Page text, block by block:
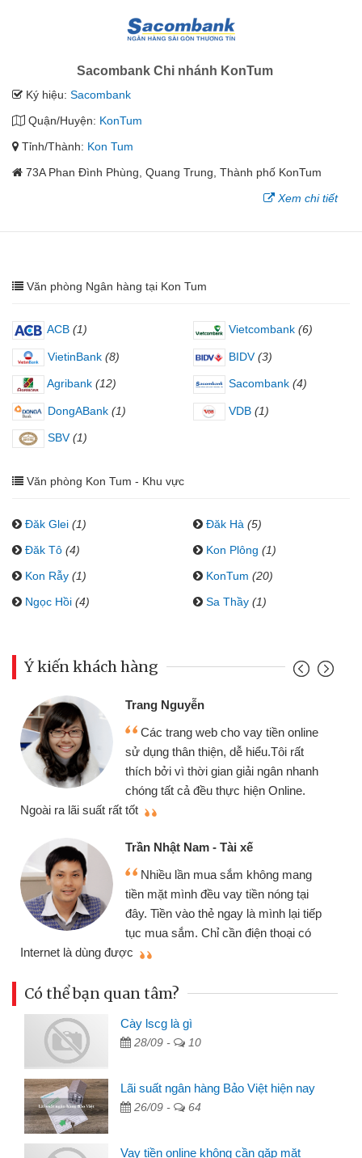
Sacombank Chi nhánh KonTum
Ký hiệu: Sacombank
Quận/Huyện: KonTum
Tỉnh/Thành: Kon Tum
73A Phan Đình Phùng, Quang Trung, Thành phố KonTum
Xem chi tiết
Văn phòng Ngân hàng tại Kon Tum
ACB (1) Vietcombank (6)
VietinBank (8) BIDV (3)
Agribank (12) Sacombank (4)
DongABank (1) VDB (1)
SBV (1)
Văn phòng Kon Tum - Khu vực
Đăk Glei (1) Đăk Hà (5)
Đăk Tô (4) Kon Plông (1)
Kon Rẫy (1) KonTum (20)
Ngọc Hồi (4) Sa Thầy (1)
Ý kiến khách hàng
Trang Nguyễn
Các trang web cho vay tiền online
sử dụng thân thiện, dễ hiểu.Tôi rất
thích bởi vì thời gian giải ngân nhanh
chóng tất cả đều thực hiện Online.
Ngoài ra lãi suất rất tốt
Trần Nhật Nam - Tài xế
Nhiều lần mua sắm không mang
tiền mặt mình đều vay tiền nóng tại
đây. Tiền vào thẻ ngay là mình lại tiếp
tục mua sắm. Chỉ cần điện thoại có
Internet là dùng được
Có thể bạn quan tâm?
Cày lscg là gì
28/09 - 10
Lãi suất ngân hàng Bảo Việt hiện nay
26/09 - 64
Vay tiền online không cần gặp mặt